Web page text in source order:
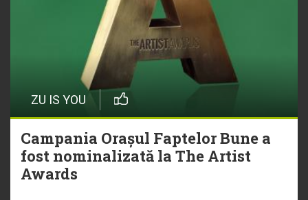
ZU IS YOU
Campania Orașul Faptelor Bune a
fost nominalizată la The Artist
Awards